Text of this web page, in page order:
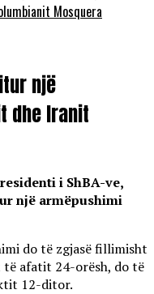
Mosquera
një
dhe Iranit
i ShBA-ve,
një armëpushimi
do të zgjasë fillimisht
të afatit 24-orësh, do të
12-ditor.